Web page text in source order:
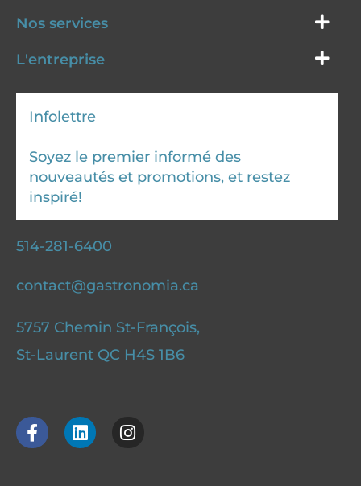
Nos services
L'entreprise
Infolettre
Soyez le premier informé des
nouveautés et promotions, et restez
inspiré!
514-281-6400
contact@gastronomia.ca
5757 Chemin St-François,
St-Laurent QC H4S 1B6
F
a
L
i
I
n